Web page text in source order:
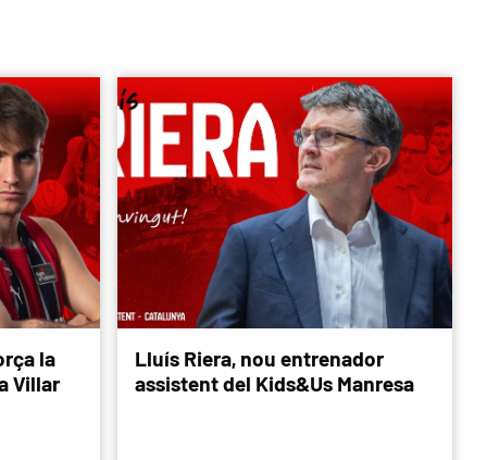
la
Villar
Lluís Riera, nou entrenador
assistent del Kids&Us Manresa